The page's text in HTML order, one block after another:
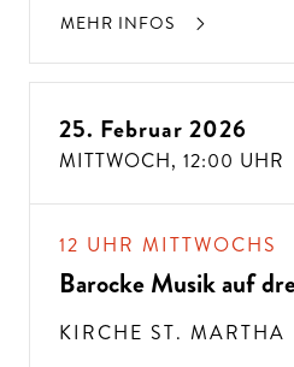
MEHR INFOS
25. Februar 2026
MITTWOCH, 12:00 UHR
12 UHR MITTWOCHS
Barocke Musik auf
KIRCHE ST. MARTHA